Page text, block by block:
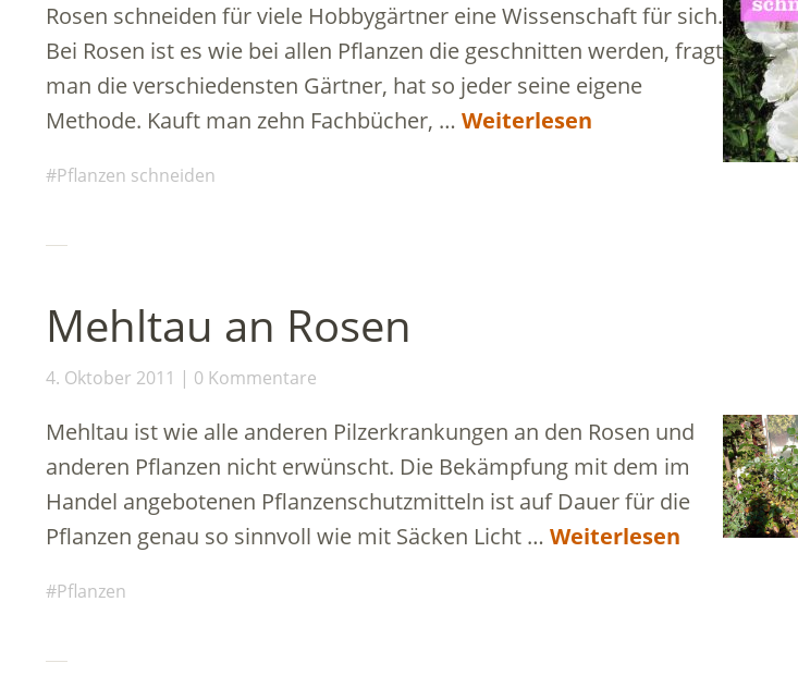
Rosen schneiden für viele Hobbygärtner eine Wissenschaft für sich.
Bei Rosen ist es wie bei allen Pflanzen die geschnitten werden, fragt
man die verschiedensten Gärtner, hat so jeder seine eigene
Methode. Kauft man zehn Fachbücher, … Weiterlesen
Pflanzen schneiden
Mehltau an Rosen
4. Oktober 2011 0 Kommentare
Mehltau ist wie alle anderen Pilzerkrankungen an den Rosen und
anderen Pflanzen nicht erwünscht. Die Bekämpfung mit dem im
Handel angebotenen Pflanzenschutzmitteln ist auf Dauer für die
Pflanzen genau so sinnvoll wie mit Säcken Licht … Weiterlesen
Pflanzen